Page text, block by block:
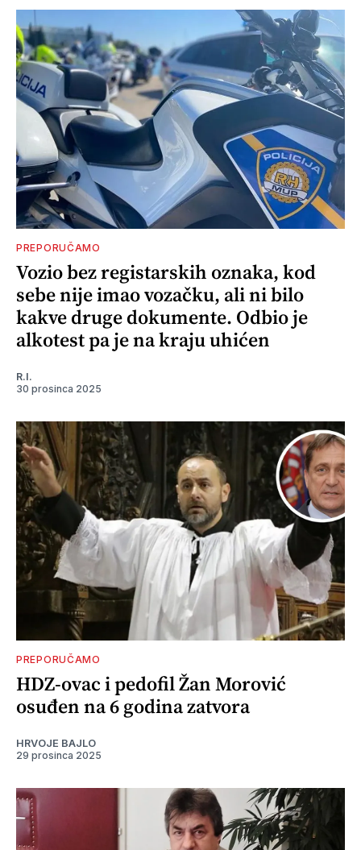
PREPORUČAMO
Vozio bez registarskih oznaka, kod
sebe nije imao vozačku, ali ni bilo
kakve druge dokumente. Odbio je
alkotest pa je na kraju uhićen
R.I.
30 prosinca 2025
PREPORUČAMO
HDZ-ovac i pedofil Žan Morović
osuđen na 6 godina zatvora
HRVOJE BAJLO
29 prosinca 2025